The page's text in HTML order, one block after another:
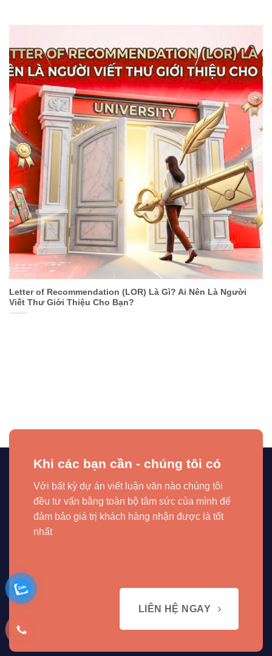
Letter of Recommendation (LOR) Là Gì? Ai Nên Là Người
Viết Thư Giới Thiệu Cho Bạn?
Khi các bạn cần - chúng tôi có
Với bất kỳ dự án viết luận văn nào chúng tôi
đều tư vấn bằng toàn bộ tâm sức của mình để
đảm bảo giá trị khách hàng nhận được là tốt
nhất
LIÊN HỆ NGAY